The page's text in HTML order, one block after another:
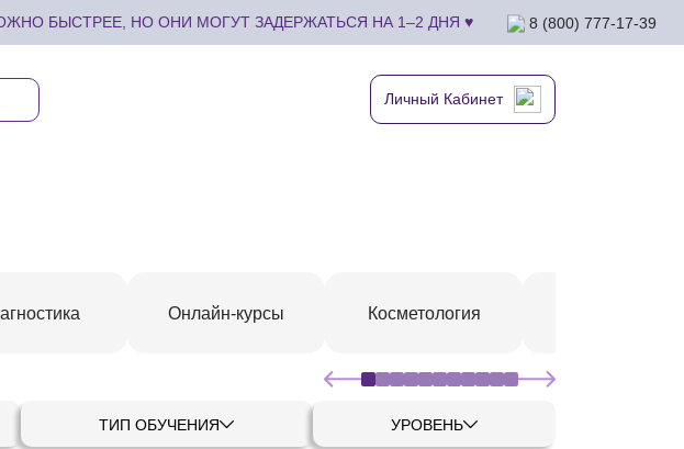
БЫСТРЕЕ, НО ОНИ МОГУТ ЗАДЕРЖАТЬСЯ НА 1–2 ДНЯ ♥ 8 (800) 777-17-39
Личный Кабинет
Онлайн-курсы Косметология
ТИП ОБУЧЕНИЯ УРОВЕНЬ